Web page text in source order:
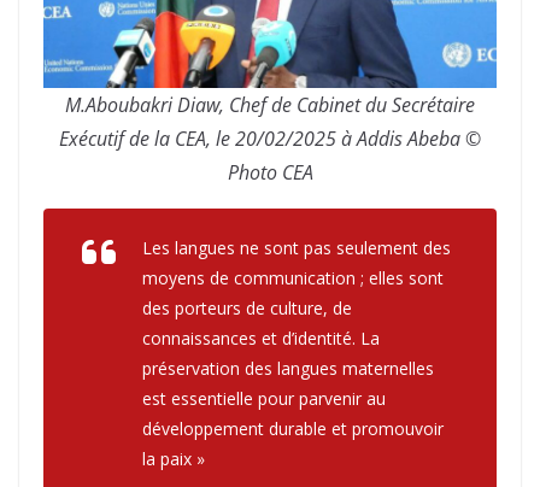
M.Aboubakri Diaw, Chef de Cabinet du Secrétaire
Exécutif de la CEA, le 20/02/2025 à Addis Abeba ©
Photo CEA
Les langues ne sont pas seulement des
moyens de communication ; elles sont
des porteurs de culture, de
connaissances et d’identité. La
préservation des langues maternelles
est essentielle pour parvenir au
développement durable et promouvoir
la paix »